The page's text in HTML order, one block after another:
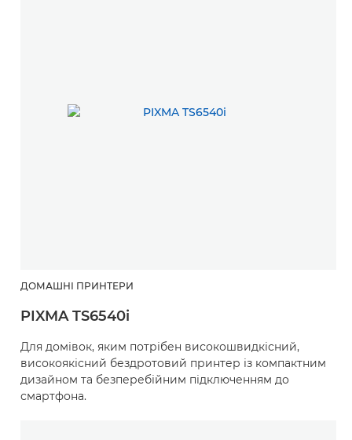
ДОМАШНІ ПРИНТЕРИ
PIXMA TS6540i
Для домівок, яким потрібен високошвидкісний,
високоякісний бездротовий принтер із компактним
дизайном та безперебійним підключенням до
смартфона.